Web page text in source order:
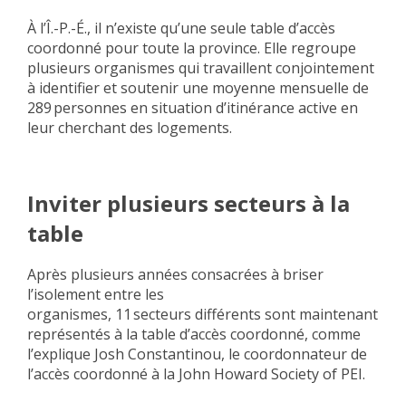
À l’Î.-P.-É., il n’existe qu’une seule table d’accès
coordonné pour toute la province. Elle regroupe
plusieurs organismes qui travaillent conjointement
à identifier et soutenir une moyenne mensuelle de
289 personnes en situation d’itinérance active en
leur cherchant des logements.
Inviter plusieurs secteurs à la
table
Après plusieurs années consacrées à briser
l’isolement entre les
organismes, 11 secteurs différents sont maintenant
représentés à la table d’accès coordonné, comme
l’explique Josh Constantinou, le coordonnateur de
l’accès coordonné à la John Howard Society of PEI.